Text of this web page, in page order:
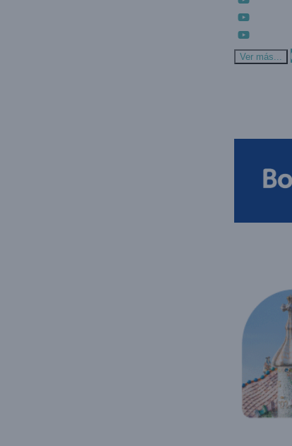
Ver más...